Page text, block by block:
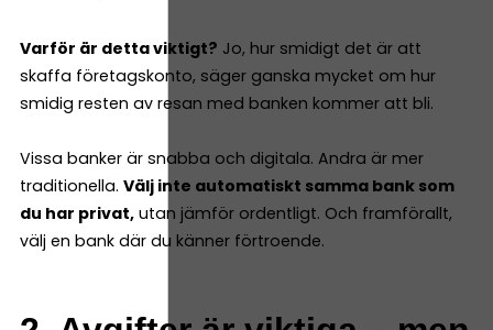
Varför är detta viktigt? Jo, hur smidigt det är att
skaffa företagskonto, säger ganska mycket om hur
smidig resten av resan med banken kommer att bli.
Vissa banker är snabba och digitala. Andra är mer
traditionella. Välj inte automatiskt samma bank som
du har privat, utan jämför ordentligt. Och framförallt,
välj en bank där du känner förtroende.